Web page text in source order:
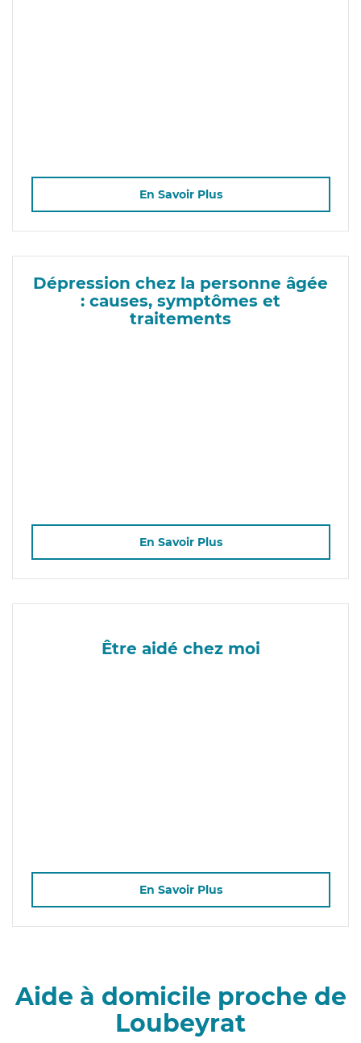
En Savoir Plus
Dépression chez la personne âgée
: causes, symptômes et
traitements
En Savoir Plus
Être aidé chez moi
En Savoir Plus
Aide à domicile proche de
Loubeyrat